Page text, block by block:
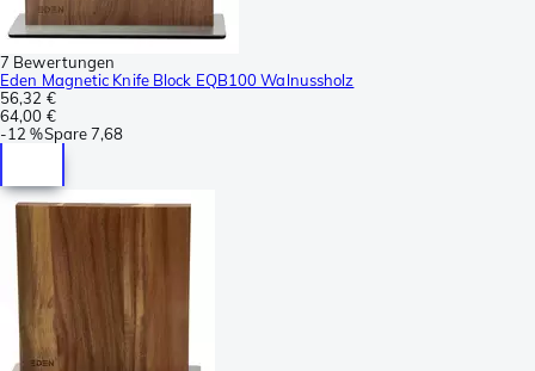
7 Bewertungen
Eden Magnetic Knife Block EQB100 Walnussholz
56,32 €
64,00 €
-12 %Spare7,68